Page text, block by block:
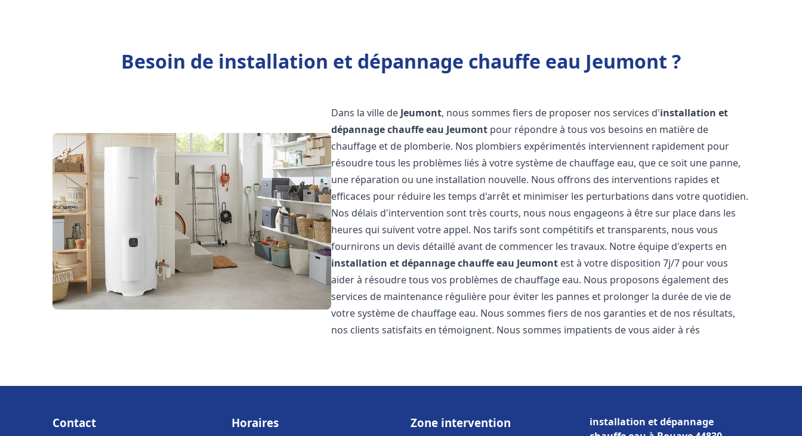
Besoin de installation et dépannage chauffe eau Jeumont ?
Dans la ville de Jeumont, nous sommes fiers de proposer nos services d'installation et
dépannage chauffe eau Jeumont pour répondre à tous vos besoins en matière de
chauffage et de plomberie. Nos plombiers expérimentés interviennent rapidement pour
résoudre tous les problèmes liés à votre système de chauffage eau, que ce soit une panne,
une réparation ou une installation nouvelle. Nous offrons des interventions rapides et
efficaces pour réduire les temps d'arrêt et minimiser les perturbations dans votre quotidien.
Nos délais d'intervention sont très courts, nous nous engageons à être sur place dans les
heures qui suivent votre appel. Nos tarifs sont compétitifs et transparents, nous vous
fournirons un devis détaillé avant de commencer les travaux. Notre équipe d'experts en
installation et dépannage chauffe eau Jeumont est à votre disposition 7j/7 pour vous
aider à résoudre tous vos problèmes de chauffage eau. Nous proposons également des
services de maintenance régulière pour éviter les pannes et prolonger la durée de vie de
votre système de chauffage eau. Nous sommes fiers de nos garanties et de nos résultats,
nos clients satisfaits en témoignent. Nous sommes impatients de vous aider à rés
Contact Horaires Zone intervention
installation et dépannage